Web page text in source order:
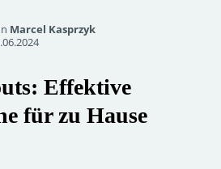
Marcel Kasprzyk
Effektive
für zu Hause